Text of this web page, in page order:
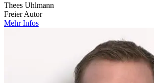
Thees Uhlmann
Freier Autor
Mehr Infos